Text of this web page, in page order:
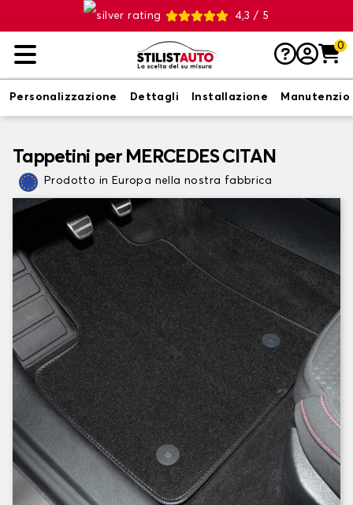
4,3 / 5
0
Personalizzazione Dettagli Installazione
Tappetini per MERCEDES CITAN
Prodotto in Europa nella nostra fabbrica